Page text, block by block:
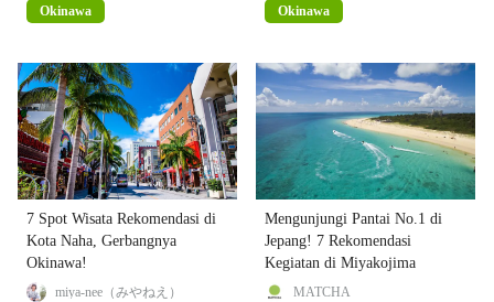
Okinawa Okinawa
7 Spot Wisata Rekomendasi di
Kota Naha, Gerbangnya
Okinawa!
miya-nee（みやねえ）
Mengunjungi Pantai No.1 di
Jepang! 7 Rekomendasi
Kegiatan di Miyakojima
MATCHA